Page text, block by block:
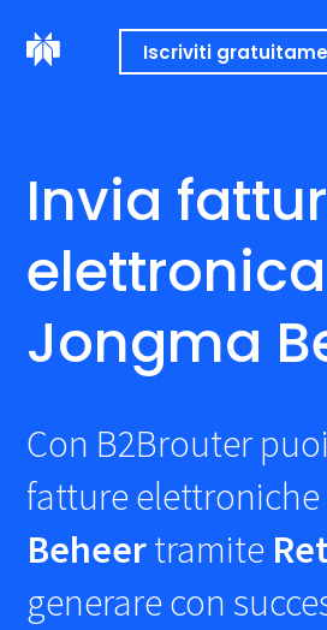
Iscriviti
Invia
Jongma
Con B2Brouter
fatture elettroniche
Beheertramite
generare con